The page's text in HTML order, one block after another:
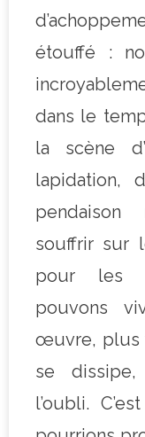
étouffé :
dans le
la scène
lapidation,
souffrir sur
pour les
pouvons
œuvre, plus
se dissipe,
l’oubli.